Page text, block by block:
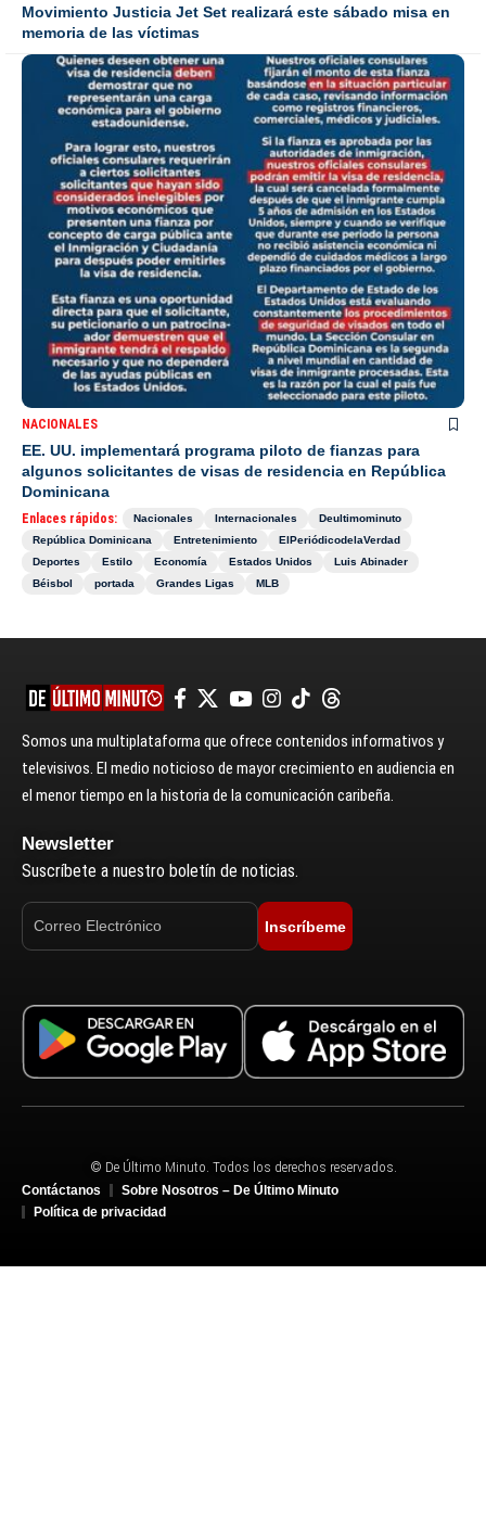
Movimiento Justicia Jet Set realizará este sábado misa en
memoria de las víctimas
NACIONALES
EE. UU. implementará programa piloto de fianzas para
algunos solicitantes de visas de residencia en República
Dominicana
Enlaces rápidos: Nacionales Internacionales
Deultimominuto
República Dominicana
Entretenimiento
ElPeriódicodelaVerdad
Deportes
Estilo Economía Estados Unidos
Luis Abinader
Béisbol
portada Grandes Ligas MLB
Somos una multiplataforma que ofrece contenidos informativos y
televisivos. El medio noticioso de mayor crecimiento en audiencia en
el menor tiempo en la historia de la comunicación caribeña.
Newsletter
Suscríbete a nuestro boletín de noticias.
Inscríbeme
© De Último Minuto. Todos los derechos reservados.
Contáctanos
Sobre Nosotros – De Último Minuto
Política de privacidad